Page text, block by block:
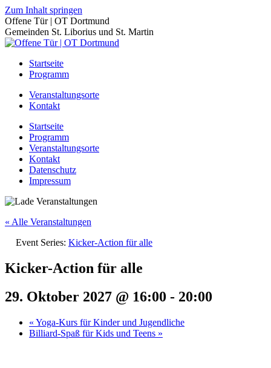
Zum Inhalt springen
Offene Tür | OT Dortmund
Gemeinden St. Liborius und St. Martin
Startseite
Programm
Veranstaltungsorte
Kontakt
Startseite
Programm
Veranstaltungsorte
Kontakt
Datenschutz
Impressum
« Alle Veranstaltungen
Event Series: Kicker-Action für alle
Kicker-Action für alle
29. Oktober 2027 @ 16:00 - 20:00
« Yoga-Kurs für Kinder und Jugendliche
Billiard-Spaß für Kids und Teens »